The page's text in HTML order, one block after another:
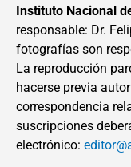
Instituto Nacional
responsable: Dr.
fotografías son
La reproducción
hacerse previa
correspondencia
suscripciones
electrónico: